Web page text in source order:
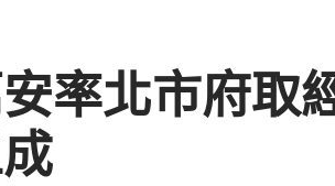
率北市府取